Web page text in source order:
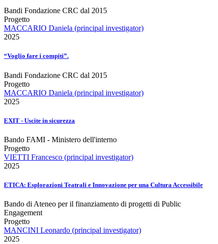
Bandi Fondazione CRC dal 2015
Progetto
MACCARIO Daniela (principal investigator)
2025
“Voglio fare i compiti”.
Bandi Fondazione CRC dal 2015
Progetto
MACCARIO Daniela (principal investigator)
2025
EXIT - Uscite in sicurezza
Bando FAMI - Ministero dell'interno
Progetto
VIETTI Francesco (principal investigator)
2025
ETICA: Esplorazioni Teatrali e Innovazione per una Cultura Accessibile
Bando di Ateneo per il finanziamento di progetti di Public
Engagement
Progetto
MANCINI Leonardo (principal investigator)
2025